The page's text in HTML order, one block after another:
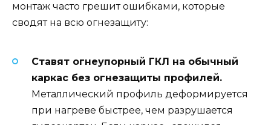
монтаж часто грешит ошибками, которые
сводят на всю огнезащиту:
Ставят огнеупорный ГКЛ на обычный
каркас без огнезащиты профилей.
Металлический профиль деформируется
при нагреве быстрее, чем разрушается